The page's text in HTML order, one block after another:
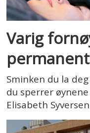
Varig
Sminken du la
du sperrer
Elisabeth